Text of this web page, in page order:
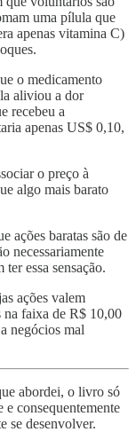
uma pílula que
apenas vitamina C)
o medicamento
aliviou a dor
recebeu a
apenas US$ 0,10,
o preço à
algo mais barato
ações baratas são de
necessariamente
essa sensação.
ações valem
na faixa de R$ 10,00
negócios mal
abordei, o livro só
e consequentemente
se desenvolver.